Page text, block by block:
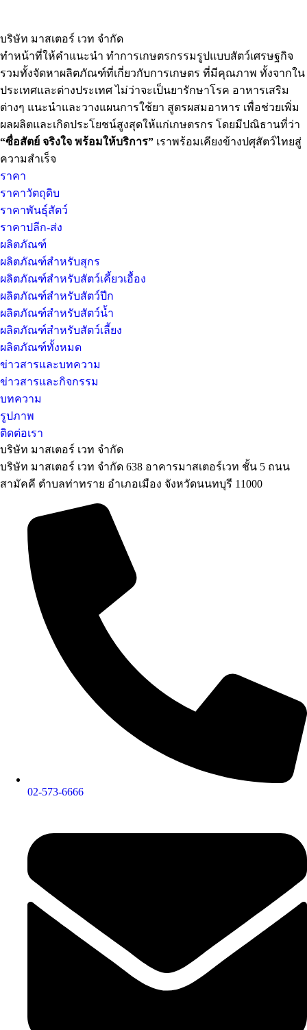
บริษัท มาสเตอร์ เวท จำกัด
ทำหน้าที่ให้คำแนะนำ ทำการเกษตรกรรมรูปแบบสัตว์เศรษฐกิจ
รวมทั้งจัดหาผลิตภัณฑ์ที่เกี่ยวกับการเกษตร ที่มีคุณภาพ ทั้งจากใน
ประเทศและต่างประเทศ ไม่ว่าจะเป็นยารักษาโรค อาหารเสริม
ต่างๆ แนะนำและวางแผนการใช้ยา สูตรผสมอาหาร เพื่อช่วยเพิ่ม
ผลผลิตและเกิดประโยชน์สูงสุดให้แก่เกษตรกร โดยมีปณิธานที่ว่า
“ซื่อสัตย์ จริงใจ พร้อมให้บริการ” เราพร้อมเคียงข้างปศุสัตว์ไทยสู่
ความสำเร็จ
ราคา
ราคาวัตถุดิบ
ราคาพันธุ์สัตว์
ราคาปลีก-ส่ง
ผลิตภัณฑ์
ผลิตภัณฑ์สำหรับสุกร
ผลิตภัณฑ์สำหรับสัตว์เคี้ยวเอื้อง
ผลิตภัณฑ์สำหรับสัตว์ปีก
ผลิตภัณฑ์สำหรับสัตว์น้ำ
ผลิตภัณฑ์สำหรับสัตว์เลี้ยง
ผลิตภัณฑ์ทั้งหมด
ข่าวสารและบทความ
ข่าวสารและกิจกรรม
บทความ
รูปภาพ
ติดต่อเรา
บริษัท มาสเตอร์ เวท จำกัด
บริษัท มาสเตอร์ เวท จำกัด 638 อาคารมาสเตอร์เวท ชั้น 5 ถนน
สามัคคี ตำบลท่าทราย อำเภอเมือง จังหวัดนนทบุรี 11000
02-573-6666